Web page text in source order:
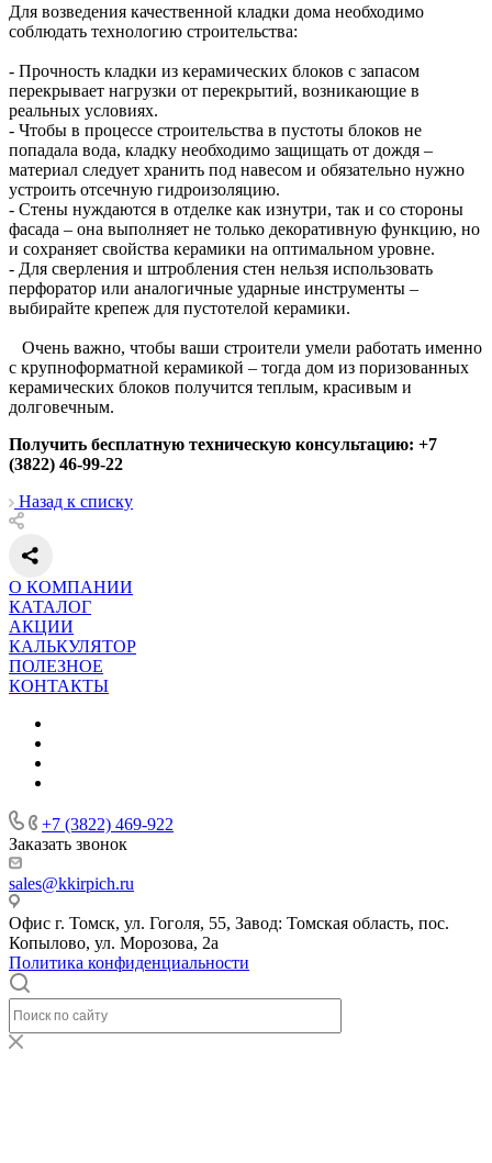
Для возведения качественной кладки дома необходимо
соблюдать технологию строительства:
- Прочность кладки из керамических блоков с запасом
перекрывает нагрузки от перекрытий, возникающие в
реальных условиях.
- Чтобы в процессе строительства в пустоты блоков не
попадала вода, кладку необходимо защищать от дождя –
материал следует хранить под навесом и обязательно нужно
устроить отсечную гидроизоляцию.
- Стены нуждаются в отделке как изнутри, так и со стороны
фасада – она выполняет не только декоративную функцию, но
и сохраняет свойства керамики на оптимальном уровне.
- Для сверления и штробления стен нельзя использовать
перфоратор или аналогичные ударные инструменты –
выбирайте крепеж для пустотелой керамики.
Очень важно, чтобы ваши строители умели работать именно
с крупноформатной керамикой – тогда дом из поризованных
керамических блоков получится теплым, красивым и
долговечным.
Получить бесплатную техническую консультацию: +7
(3822) 46-99-22
Назад к списку
О КОМПАНИИ
КАТАЛОГ
АКЦИИ
КАЛЬКУЛЯТОР
ПОЛЕЗНОЕ
КОНТАКТЫ
+7 (3822) 469-922
Заказать звонок
sales@kkirpich.ru
Офис г. Томск, ул. Гоголя, 55, Завод: Томская область, пос.
Копылово, ул. Морозова, 2а
Политика конфиденциальности